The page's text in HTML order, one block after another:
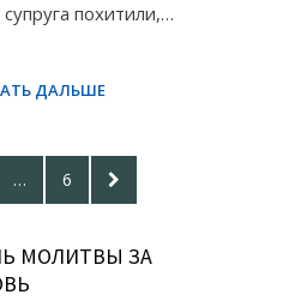
похитили,…
… PAGE
6
NEXT
PAGE
МОЛИТВЫ ЗА